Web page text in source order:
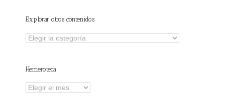
Explorar otros contenidos
Explorar
Hemeroteca
Hemeroteca